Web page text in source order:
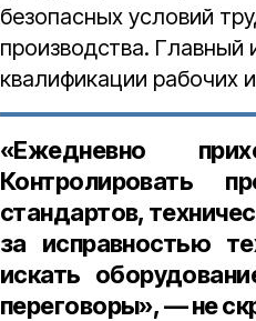
безопасных условий
производства.
квалификации рабочих
«Ежедневно
Контролировать
стандартов,
за исправностью
искать
переговоры», — не